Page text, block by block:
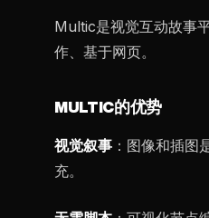
Multic是视觉互动故事
作、基于网页。
MULTIC的优势
视觉叙事 ：图像和插图
充。